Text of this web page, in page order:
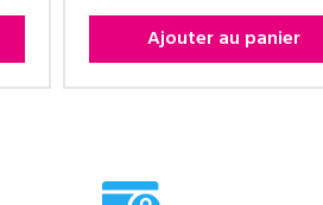
Ajouter au panier